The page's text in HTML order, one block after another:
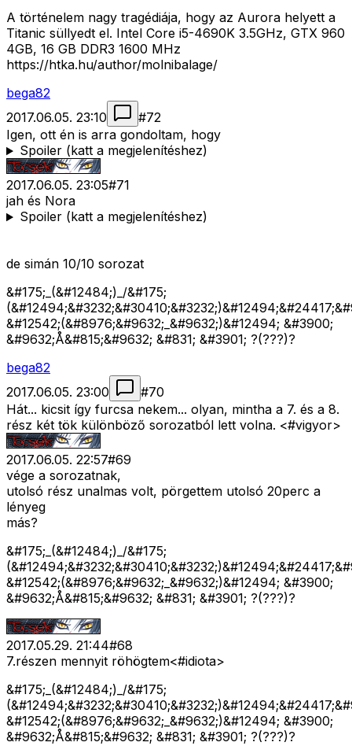
A történelem nagy tragédiája, hogy az Aurora helyett a
Titanic süllyedt el. Intel Core i5-4690K 3.5GHz, GTX 960
4GB, 16 GB DDR3 1600 MHz
https://htka.hu/author/molnibalage/
bega82
2017.06.05. 23:10
#72
Igen, ott én is arra gondoltam, hogy
Spoiler (katt a megjelenítéshez)
2017.06.05. 23:05#71
jah és Nora
Spoiler (katt a megjelenítéshez)
de simán 10/10 sorozat
&#175;_(&#12484;)_/&#175;
&#12542;(&#8976;&#9632;_&#9632;)&#12494; &#3900;
&#9632;Å&#815;&#9632; &#831; &#3901; ?(???)?
bega82
2017.06.05. 23:00
#70
Hát... kicsit így furcsa nekem... olyan, mintha a 7. és a 8.
rész két tök különböző sorozatból lett volna. <#vigyor>
2017.06.05. 22:57#69
vége a sorozatnak,
utolsó rész unalmas volt, pörgettem utolsó 20perc a
lényeg
más?
&#175;_(&#12484;)_/&#175;
&#12542;(&#8976;&#9632;_&#9632;)&#12494; &#3900;
&#9632;Å&#815;&#9632; &#831; &#3901; ?(???)?
2017.05.29. 21:44#68
7.részen mennyit röhögtem<#idiota>
&#175;_(&#12484;)_/&#175;
&#12542;(&#8976;&#9632;_&#9632;)&#12494; &#3900;
&#9632;Å&#815;&#9632; &#831; &#3901; ?(???)?